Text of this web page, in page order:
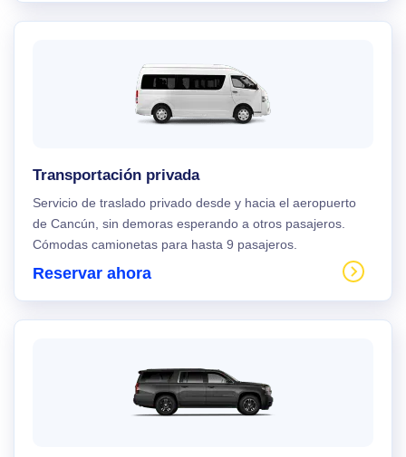
Transportación privada
Servicio de traslado privado desde y hacia el aeropuerto
de Cancún, sin demoras esperando a otros pasajeros.
Cómodas camionetas para hasta 9 pasajeros.
Reservar ahora